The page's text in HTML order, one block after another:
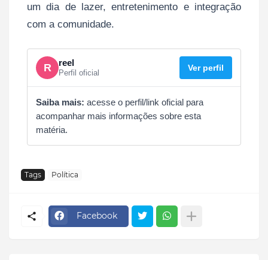
um dia de lazer, entretenimento e integração
com a comunidade.
R reel
Perfil oficial
Ver perfil
Saiba mais: acesse o perfil/link oficial para
acompanhar mais informações sobre esta
matéria.
Tags Política
Facebook